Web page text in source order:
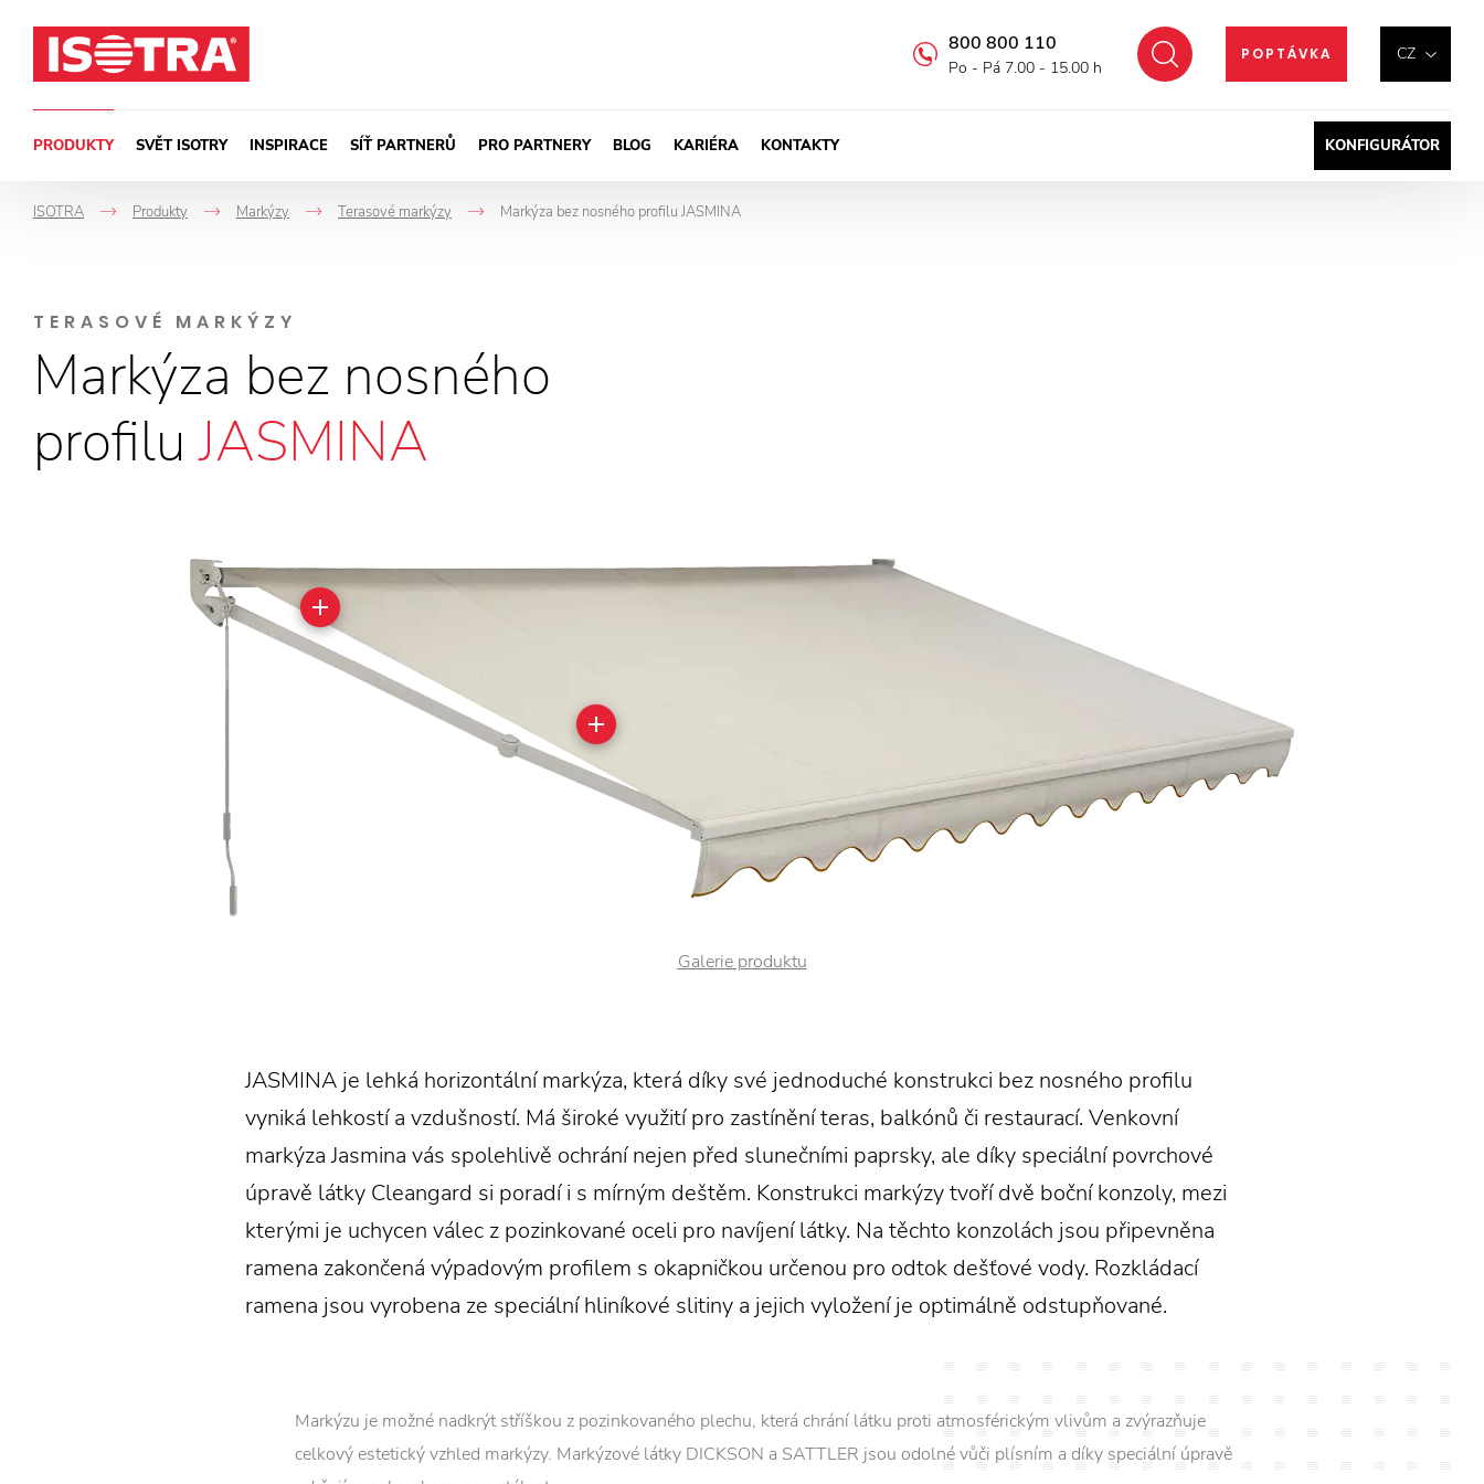
CZ
POPTÁVKA
Hledat
800 800 110
Po - Pá 7.00 - 15.00 h
PRODUKTY SVĚT ISOTRY INSPIRACE SÍŤ PARTNERŮ PRO PARTNERY BLOG KARIÉRA KONTAKTY KONFIGURÁTOR
ISOTRA
->
Produkty
->
Markýzy
->
Terasové markýzy Markýza bez nosného profilu JASMINA
TERASOVÉ MARKÝZY
Markýza bez nosného
profiluJASMINA
Galerie produktu
JASMINA je lehká horizontální markýza, která díky své jednoduché konstrukci bez nosného profilu
vyniká lehkostí a vzdušností. Má široké využití pro zastínění teras, balkónů či restaurací. Venkovní
markýza Jasmina vás spolehlivě ochrání nejen před slunečními paprsky, ale díky speciální povrchové
úpravě látky Cleangard si poradí i s mírným deštěm. Konstrukci markýzy tvoří dvě boční konzoly, mezi
kterými je uchycen válec z pozinkované oceli pro navíjení látky. Na těchto konzolách jsou připevněna
ramena zakončená výpadovým profilem s okapničkou určenou pro odtok dešťové vody. Rozkládací
ramena jsou vyrobena ze speciální hliníkové slitiny a jejich vyložení je optimálně odstupňované.
Markýzu je možné nadkrýt stříškou z pozinkovaného plechu, která chrání látku proti atmosférickým vlivům a zvýrazňuje
celkový estetický vzhled markýzy. Markýzové látky DICKSON a SATTLER jsou odolné vůči plísním a díky speciální úpravě